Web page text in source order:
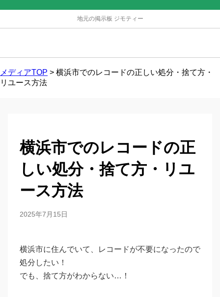
地元の掲示板 ジモティー
メディアTOP > 横浜市でのレコードの正しい処分・捨て方・
リユース方法
横浜市でのレコードの正
しい処分・捨て方・リユ
ース方法
2025年7月15日
横浜市に住んでいて、レコードが不要になったので
処分したい！
でも、捨て方がわからない…！